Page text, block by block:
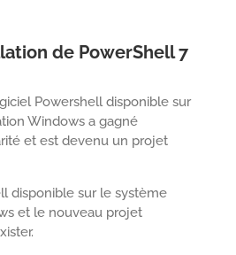
de PowerShell 7
Powershell disponible sur
Windows a gagné
et est devenu un projet
disponible sur le système
et le nouveau projet